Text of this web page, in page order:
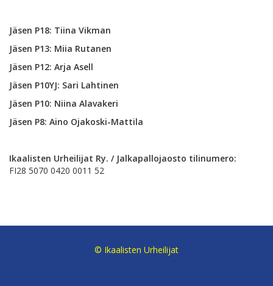
Jäsen P18: Tiina Vikman
Jäsen P13: Miia Rutanen
Jäsen P12: Arja Asell
Jäsen P10YJ: Sari Lahtinen
Jäsen P10: Niina Alavakeri
Jäsen P8: Aino Ojakoski-Mattila
Ikaalisten Urheilijat Ry. / Jalkapallojaosto tilinumero:
FI28 5070 0420 0011 52
© Ikaalisten Urheilijat